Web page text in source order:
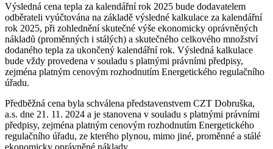
Výsledná cena tepla za kalendářní rok 2025 bude dodavatelem
odběrateli vyúčtována na základě výsledné kalkulace za kalendářní
rok 2025, při zohlednění skutečné výše ekonomicky oprávněných
nákladů (proměnných i stálých) a skutečného celkového množství
dodaného tepla za ukončený kalendářní rok. Výsledná kalkulace
bude vždy provedena v souladu s platnými právními předpisy,
zejména platným cenovým rozhodnutím Energetického regulačního
úřadu.
Předběžná cena byla schválena představenstvem CZT Dobruška,
a.s. dne 21. 11. 2024 a je stanovena v souladu s platnými právními
předpisy, zejména platným cenovým rozhodnutím Energetického
regulačního úřadu, ze kterého plynou, mimo jiné, proměnné a stálé
ekonomicky oprávněné náklady.